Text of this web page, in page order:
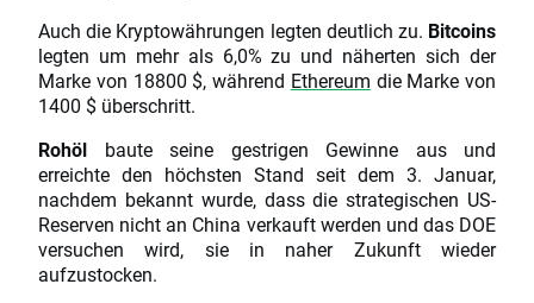
Auch die Kryptowährungen legten deutlich zu. Bitcoins
legten um mehr als 6,0% zu und näherten sich der
Marke von 18800 $, während Ethereum die Marke von
1400 $ überschritt.
Rohöl baute seine gestrigen Gewinne aus und
erreichte den höchsten Stand seit dem 3. Januar,
nachdem bekannt wurde, dass die strategischen US-
Reserven nicht an China verkauft werden und das DOE
versuchen wird, sie in naher Zukunft wieder
aufzustocken.